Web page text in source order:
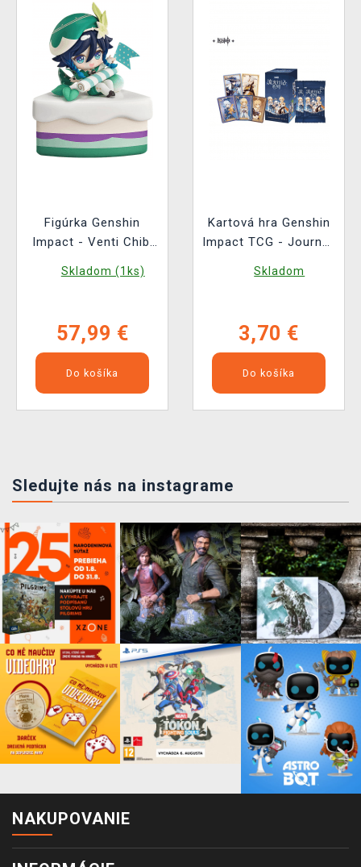
Figúrka Genshin
Impact - Venti Chibi
Skladom (1ks)
57,99 €
Do košíka
Kartová hra Genshin
Impact TCG - Journey
Skladom
3,70 €
Do košíka
Sledujte nás na instagrame
NAKUPOVANIE